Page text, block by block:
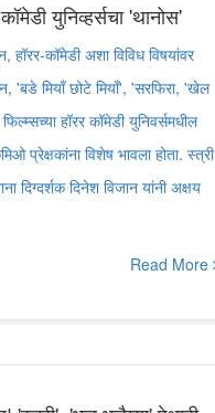
युनिव्हर्सचा 'थानोस'
कॉमेडी अशा विविध विषयांवर
मियाँ छोटे मियाँ', 'सरफिरा, 'खेल
हॉरर कॉमेडी युनिवर्समधील
प्रेक्षकांना विशेष भावला होता. स्त्री
दिग्दर्शक दिनेश विजान यांनी अक्षय
Read More